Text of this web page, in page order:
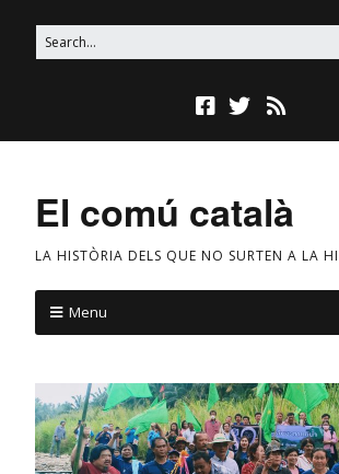
El comú català
LA HISTÒRIA DELS QUE NO SURTEN A LA
Menu